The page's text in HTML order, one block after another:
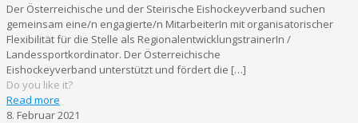
Der Österreichische und der Steirische Eishockeyverband suchen
gemeinsam eine/n engagierte/n MitarbeiterIn mit organisatorischer
Flexibilität für die Stelle als RegionalentwicklungstrainerIn /
Landessportkordinator. Der Österreichische
Eishockeyverband unterstützt und fördert die […]
Do you like it?
Read more
8. Februar 2021